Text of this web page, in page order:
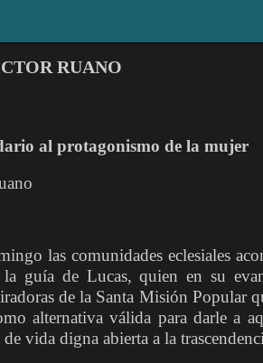
RUANO
al protagonismo de la mujer
las comunidades eclesiales
la guía de Lucas, quien en su
de la Santa Misión Popular
alternativa válida para darle a
vida digna abierta a la